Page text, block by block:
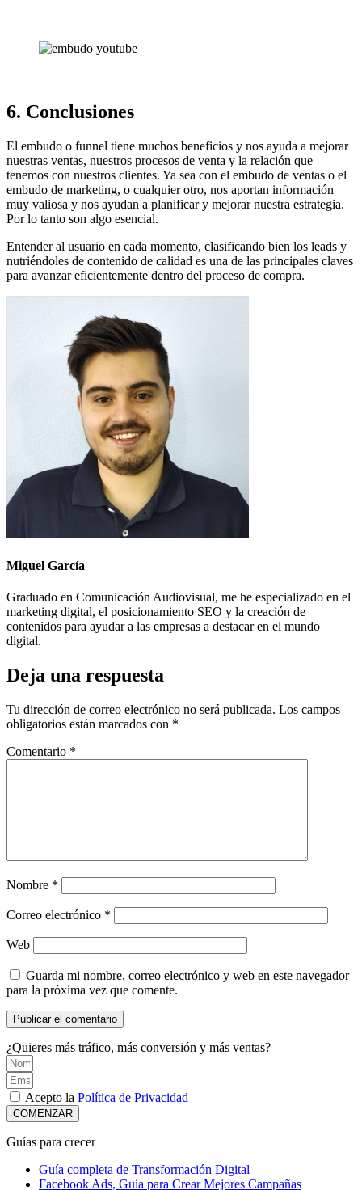
6. Conclusiones
El embudo o funnel tiene muchos beneficios y nos ayuda a mejorar
nuestras ventas, nuestros procesos de venta y la relación que
tenemos con nuestros clientes. Ya sea con el embudo de ventas o el
embudo de marketing, o cualquier otro, nos aportan información
muy valiosa y nos ayudan a planificar y mejorar nuestra estrategia.
Por lo tanto son algo esencial.
Entender al usuario en cada momento, clasificando bien los leads y
nutriéndoles de contenido de calidad es una de las principales claves
para avanzar eficientemente dentro del proceso de compra.
Miguel García
Graduado en Comunicación Audiovisual, me he especializado en el
marketing digital, el posicionamiento SEO y la creación de
contenidos para ayudar a las empresas a destacar en el mundo
digital.
Deja una respuesta
Tu dirección de correo electrónico no será publicada. Los campos
obligatorios están marcados con *
Comentario *
Nombre *
Correo electrónico *
Web
Guarda mi nombre, correo electrónico y web en este navegador
para la próxima vez que comente.
¿Quieres más tráfico, más conversión y más ventas?
Acepto la Política de Privacidad
COMENZAR
Guías para crecer
Guía completa de Transformación Digital
Facebook Ads, Guía para Crear Mejores Campañas